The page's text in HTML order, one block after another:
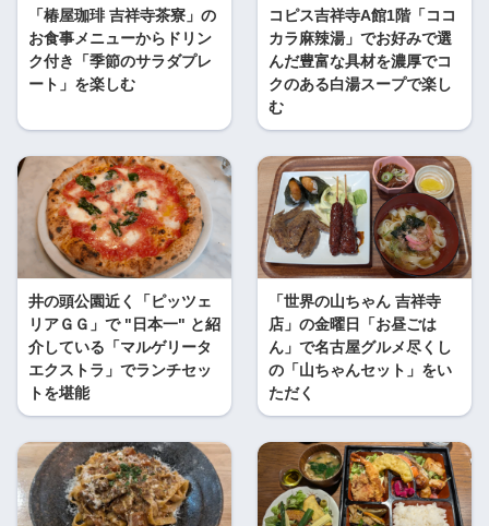
「椿屋珈琲 吉祥寺茶寮」の
お食事メニューからドリン
ク付き「季節のサラダプレ
ート」を楽しむ
コピス吉祥寺A館1階「ココ
カラ麻辣湯」でお好みで選
んだ豊富な具材を濃厚でコ
クのある白湯スープで楽し
む
井の頭公園近く「ピッツェ
リアＧＧ」で "日本一" と紹
介している「マルゲリータ
エクストラ」でランチセッ
トを堪能
「世界の山ちゃん 吉祥寺
店」の金曜日「お昼ごは
ん」で名古屋グルメ尽くし
の「山ちゃんセット」をい
ただく